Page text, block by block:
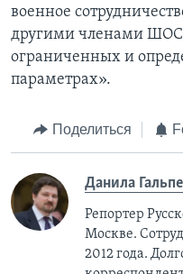
военное
другими членами ШОС,
ограниченных и
параметрах».
Поделиться
Данила
Репортер
Москве.
2012 года.